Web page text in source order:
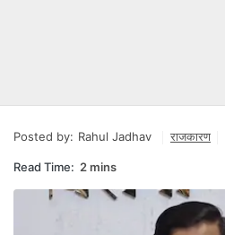
Posted by: Rahul Jadhav राजकारण
Read Time: 2 mins